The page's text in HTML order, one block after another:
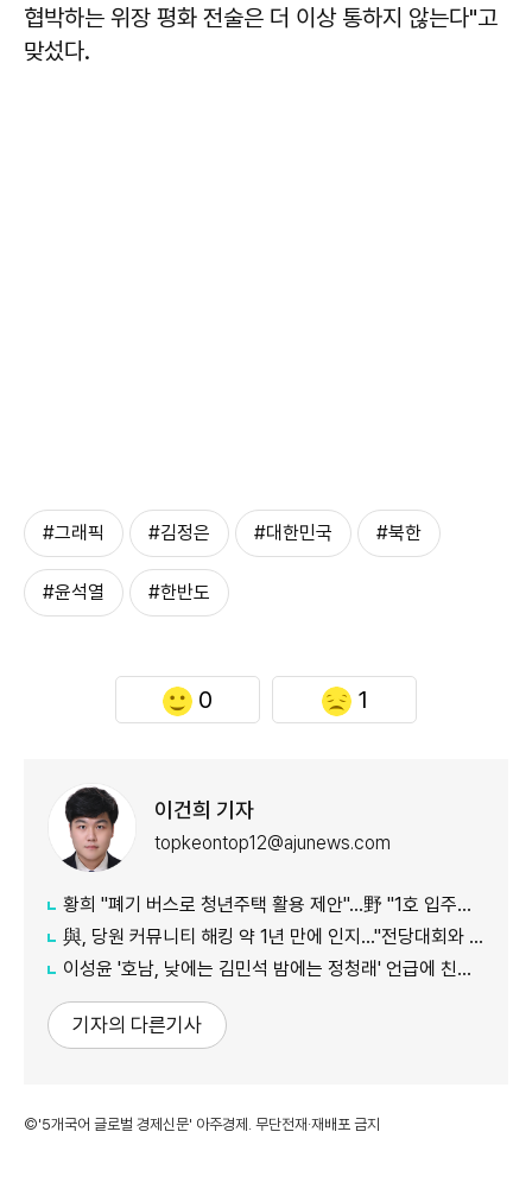
협박하는 위장 평화 전술은 더 이상 통하지 않는다"고
맞섰다.
#그래픽 #김정은 #대한민국 #북한
#윤석열 #한반도
0 1
이건희 기자
topkeontop12@ajunews.com
황희 "폐기 버스로 청년주택 활용 제안"…野 "1호 입주하라"
與, 당원 커뮤니티 해킹 약 1년 만에 인지…"전당대회와 무관"
이성윤 '호남, 낮에는 김민석 밤에는 정청래' 언급에 친명계 반발…"한심한 수준"
기자의 다른기사
©'5개국어 글로벌 경제신문' 아주경제. 무단전재·재배포 금지